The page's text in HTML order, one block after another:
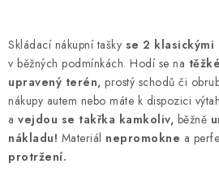
v
l
á
d
a
c
í
Skládací nákupní tašky se 2 klasickými
v běžných podmínkách. Hodí se na
upravený terén, prostý schodů či
nákupy autem nebo máte k dispozici
a vejdou se takřka kamkoliv, běžně
nákladu! Materiál nepromokne a
protržení.